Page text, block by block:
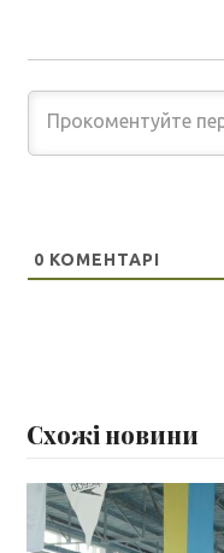
0 КОМЕНТАРІ
Схожі новини